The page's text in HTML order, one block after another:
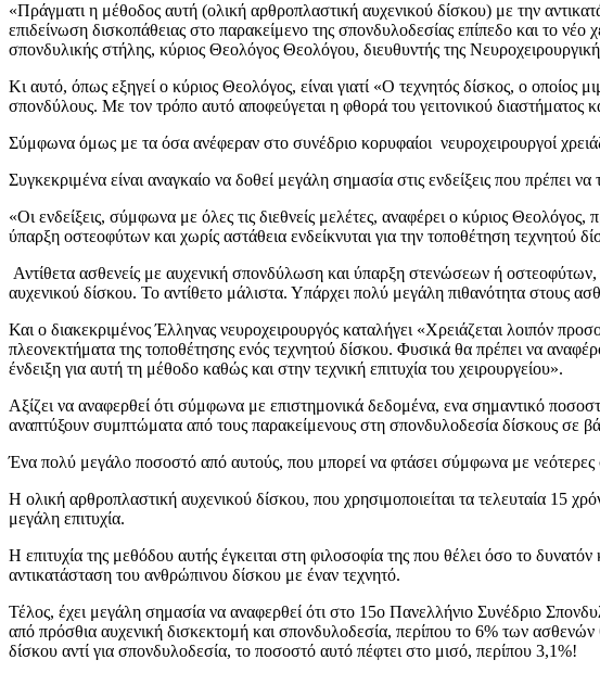
«Πράγματι η μέθοδος αυτή (ολική αρθροπλαστική αυχενικού δίσκου) με την
επιδείνωση δισκοπάθειας στο παρακείμενο της σπονδυλοδεσίας επίπεδο και το νέο
σπονδυλικής στήλης, κύριος Θεολόγος Θεολόγου, διευθυντής της
Κι αυτό, όπως εξηγεί ο κύριος Θεολόγος, είναι γιατί «Ο τεχνητός δίσκος, ο οποίος
σπονδύλους. Με τον τρόπο αυτό αποφεύγεται η φθορά του γειτονικού διαστήματος
Σύμφωνα όμως με τα όσα ανέφεραν στο συνέδριο κορυφαίοι νευροχειρουργοί
Συγκεκριμένα είναι αναγκαίο να δοθεί μεγάλη σημασία στις ενδείξεις που πρέπει
«Οι ενδείξεις, σύμφωνα με όλες τις διεθνείς μελέτες, αναφέρει ο κύριος
ύπαρξη οστεοφύτων και χωρίς αστάθεια ενδείκνυται για την τοποθέτηση τεχνητού
Αντίθετα ασθενείς με αυχενική σπονδύλωση και ύπαρξη στενώσεων ή
αυχενικού δίσκου. Το αντίθετο μάλιστα. Υπάρχει πολύ μεγάλη πιθανότητα στους
Και ο διακεκριμένος Έλληνας νευροχειρουργός καταλήγει «Χρειάζεται λοιπόν
πλεονεκτήματα της τοποθέτησης ενός τεχνητού δίσκου. Φυσικά θα πρέπει να
ένδειξη για αυτή τη μέθοδο καθώς και στην τεχνική επιτυχία του χειρουργείου».
Αξίζει να αναφερθεί ότι σύμφωνα με επιστημονικά δεδομένα, ενα σημαντικό
αναπτύξουν συμπτώματα από τους παρακείμενους στη σπονδυλοδεσία δίσκους σε
Ένα πολύ μεγάλο ποσοστό από αυτούς, που μπορεί να φτάσει σύμφωνα με νεότερες
Η ολική αρθροπλαστική αυχενικού δίσκου, που χρησιμοποιείται τα τελευταία 15
μεγάλη επιτυχία.
Η επιτυχία της μεθόδου αυτής έγκειται στη φιλοσοφία της που θέλει όσο το
αντικατάσταση του ανθρώπινου δίσκου με έναν τεχνητό.
Τέλος, έχει μεγάλη σημασία να αναφερθεί ότι στο 15ο Πανελλήνιο Συνέδριο
από πρόσθια αυχενική δισκεκτομή και σπονδυλοδεσία, περίπου το 6% των
δίσκου αντί για σπονδυλοδεσία, το ποσοστό αυτό πέφτει στο μισό, περίπου 3,1%!